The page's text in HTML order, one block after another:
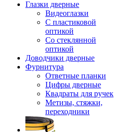
Глазки дверные
Видеоглазки
С пластиковой
оптикой
Со стеклянной
оптикой
Доводчики дверные
Фурнитура
Ответные планки
Цифры дверные
Квадраты для ручек
Метизы, стяжки,
переходники